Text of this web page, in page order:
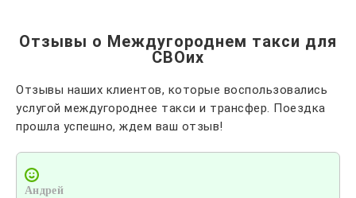
Отзывы о Междугороднем такси для
СВОих
Отзывы наших клиентов, которые воспользовались
услугой междугороднее такси и трансфер. Поездка
прошла успешно, ждем ваш отзыв!
Андрей